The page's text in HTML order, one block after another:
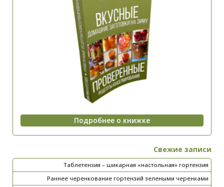
Свежие записи
Таблетензия – шикарная «настольная» гортензия
Раннее черенкование гортензий зелеными черенками